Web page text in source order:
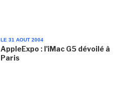
LE 31 AOUT 2004
AppleExpo : l'iMac G5 dévoilé à
Paris